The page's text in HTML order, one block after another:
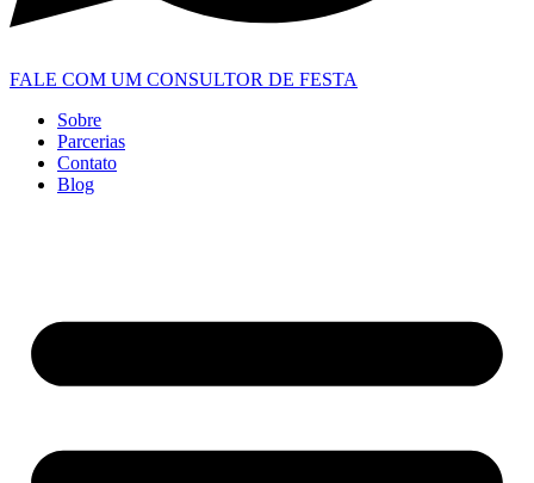
FALE COM UM CONSULTOR DE FESTA
Sobre
Parcerias
Contato
Blog